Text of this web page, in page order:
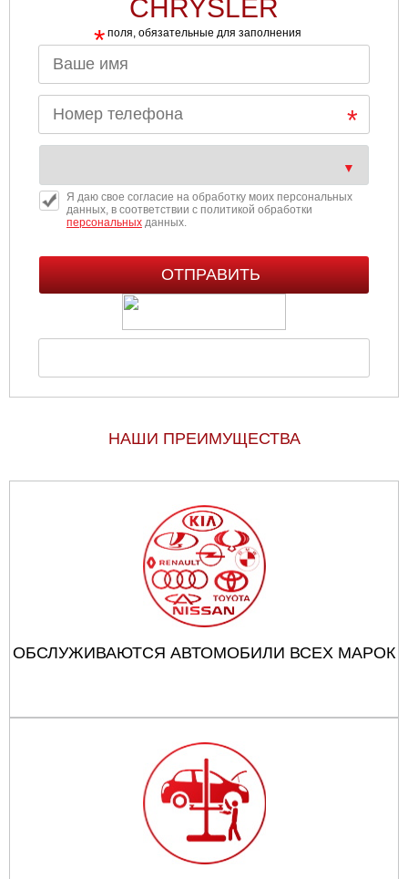
CHRYSLER
* поля, обязательные для заполнения
Я даю свое согласие на обработку моих персональных
данных, в соответствии с политикой обработки
персональныхданных.
НАШИ ПРЕИМУЩЕСТВА
ОБСЛУЖИВАЮТСЯ АВТОМОБИЛИ ВСЕХ МАРОК